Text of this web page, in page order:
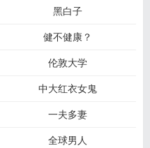
黑白子
健不健康？
伦敦大学
中大红衣女鬼
一夫多妻
全球男人